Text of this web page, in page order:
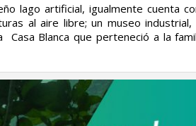
lago artificial, igualmente cuenta
al aire libre; un museo
Blanca que perteneció a la